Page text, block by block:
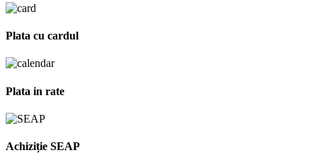
Plata cu cardul
Plata in rate
Achiziție SEAP